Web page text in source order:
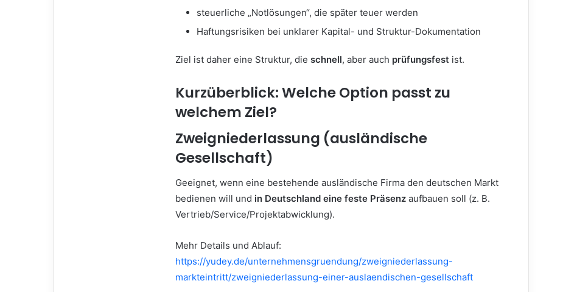
steuerliche „Notlösungen“, die später teuer werden
Haftungsrisiken bei unklarer Kapital- und Struktur-Dokumentation
Ziel ist daher eine Struktur, die schnell, aber auch prüfungsfest ist.
Kurzüberblick: Welche Option passt zu
welchem Ziel?
Zweigniederlassung (ausländische
Gesellschaft)
Geeignet, wenn eine bestehende ausländische Firma den deutschen Markt
bedienen will und in Deutschland eine feste Präsenz aufbauen soll (z. B.
Vertrieb/Service/Projektabwicklung).
Mehr Details und Ablauf:
https://yudey.de/unternehmensgruendung/zweigniederlassung-
markteintritt/zweigniederlassung-einer-auslaendischen-gesellschaft